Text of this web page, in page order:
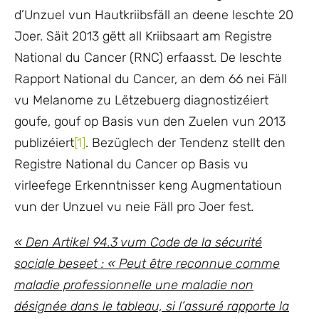
d’Unzuel vun Hautkriibsfäll an deene leschte 20
Joer. Säit 2013 gëtt all Kriibsaart am Registre
National du Cancer (RNC) erfaasst. De leschte
Rapport National du Cancer, an dem 66 nei Fäll
vu Melanome zu Lëtzebuerg diagnostizéiert
goufe, gouf op Basis vun den Zuelen vun 2013
publizéiert[1]. Bezüglech der Tendenz stellt den
Registre National du Cancer op Basis vu
virleefege Erkenntnisser keng Augmentatioun
vun der Unzuel vu neie Fäll pro Joer fest.
« Den Artikel 94.3 vum Code de la sécurité
sociale beseet : « Peut être reconnue comme
maladie professionnelle une maladie non
désignée dans le tableau, si l’assuré rapporte la